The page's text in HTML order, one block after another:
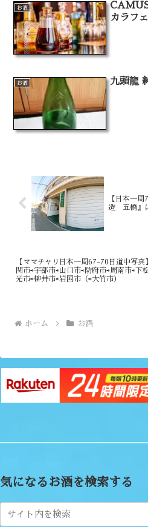
お酒
カラフェ
お酒 九頭⿓
【日本一
造 五橋』
【ママチャリ日本一周67-70日道中写真
関市⇨宇部市⇨山口市⇨防府市⇨周南市⇨下
光市⇨柳井市⇨岩国市（⇨大竹市）
ホーム お酒
気になるお酒を検索する